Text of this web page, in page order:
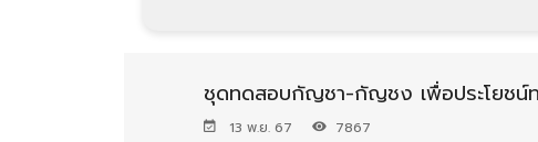
ชุดทดสอบกัญชา-กัญชง เพื่อประโยชน์
13 พ.ย. 67 7867